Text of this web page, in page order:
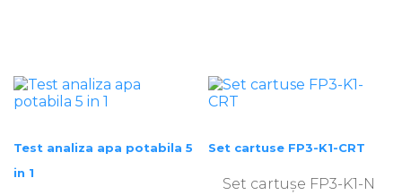
Test analiza apa potabila 5
in 1
Set cartuse FP3-K1-CRT
Set cartușe FP3-K1-N